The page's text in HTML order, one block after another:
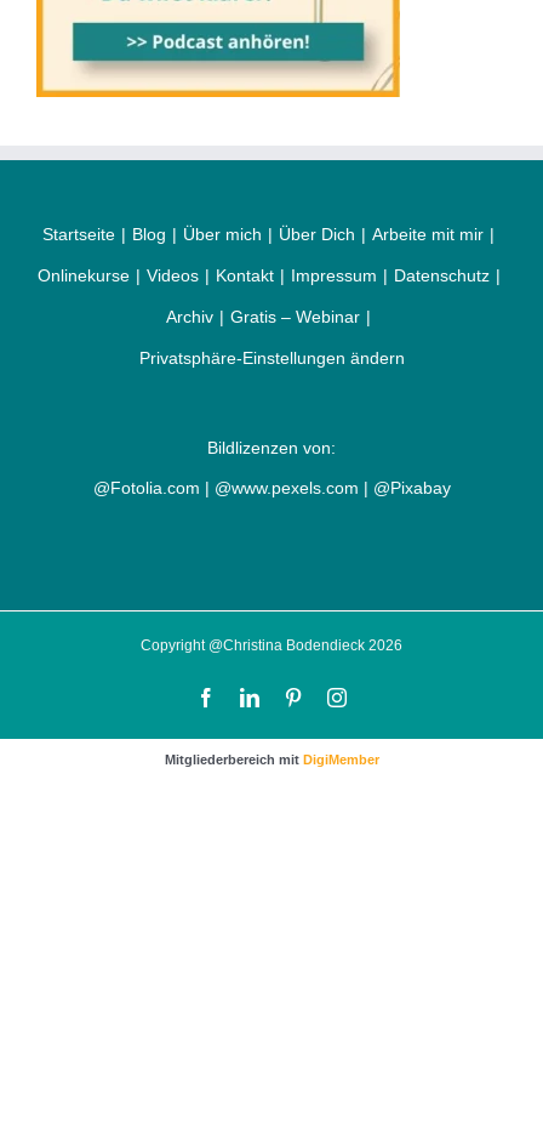
Startseite Blog Über mich Über Dich Arbeite mit mir
Onlinekurse Videos Kontakt Impressum Datenschutz
Archiv Gratis – Webinar
Privatsphäre-Einstellungen ändern
Bildlizenzen von:
@Fotolia.com | @www.pexels.com | @Pixabay
Copyright @Christina Bodendieck 2026
FacebookLinkedInPinterestInstagram
Mitgliederbereich mit DigiMember